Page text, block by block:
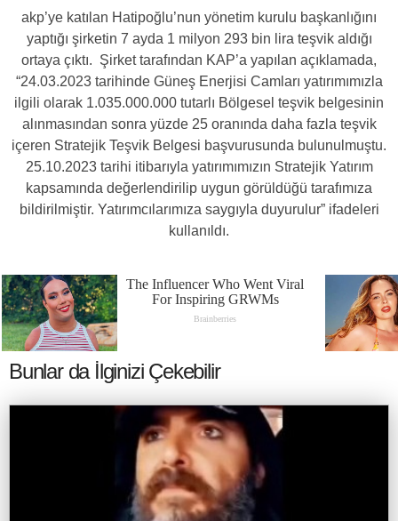
akp’ye katılan Hatipoğlu’nun yönetim kurulu başkanlığını
yaptığı şirketin 7 ayda 1 milyon 293 bin lira teşvik aldığı
ortaya çıktı. Şirket tarafından KAP’a yapılan açıklamada,
“24.03.2023 tarihinde Güneş Enerjisi Camları yatırımımızla
ilgili olarak 1.035.000.000 tutarlı Bölgesel teşvik belgesinin
alınmasından sonra yüzde 25 oranında daha fazla teşvik
içeren Stratejik Teşvik Belgesi başvurusunda bulunulmuştu.
25.10.2023 tarihi itibarıyla yatırımımızın Stratejik Yatırım
kapsamında değerlendirilip uygun görüldüğü tarafımıza
bildirilmiştir. Yatırımcılarımıza saygıyla duyurulur” ifadeleri
kullanıldı.
Bunlar da İlginizi Çekebilir